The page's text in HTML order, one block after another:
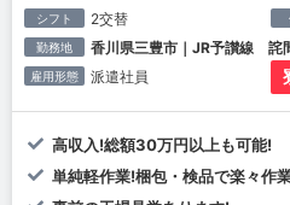
シフト 2交替
勤務地 香川県三豊市｜JR予讃線 詫
雇用形態 派遣社員
高収入!総額30万円以上も可能!
単純軽作業!梱包・検品で楽々作